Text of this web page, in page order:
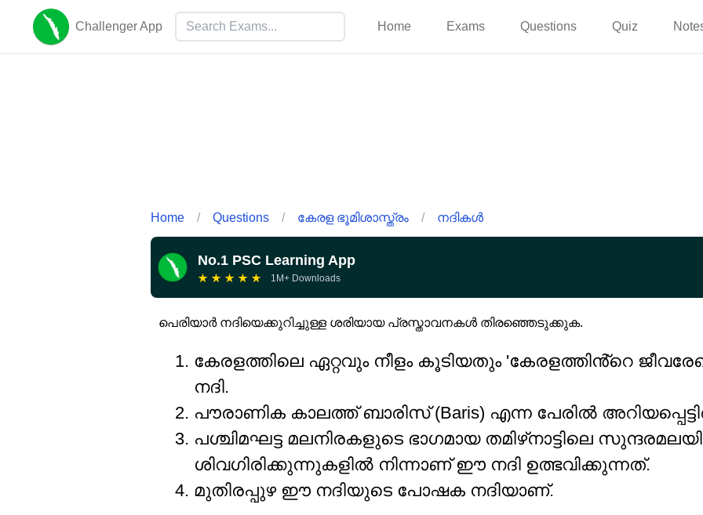
Challenger App Home Exams Questions Quiz
Home / Questions / കേരള ഭൂമിശാസ്ത്രം / നദികൾ
No.1 PSC Learning App
★ ★ ★ ★ ★ 1M+ Downloads
പെരിയാർ നദിയെക്കുറിച്ചുള്ള ശരിയായ പ്രസ്താവനകൾ തിരഞ്ഞെടുക്കുക.
കേരളത്തിലെ ഏറ്റവും നീളം കൂടിയതും 'കേരളത്തിൻ്റെ
നദി.
പൗരാണിക കാലത്ത് ബാരിസ് (Baris) എന്ന പേരിൽ
പശ്ചിമഘട്ട മലനിരകളുടെ ഭാഗമായ തമിഴ്‌നാട്ടിലെ
ശിവഗിരിക്കുന്നുകളിൽ നിന്നാണ് ഈ നദി ഉത്ഭവിക്കുന്നത്.
മുതിരപ്പുഴ ഈ നദിയുടെ പോഷക നദിയാണ്.